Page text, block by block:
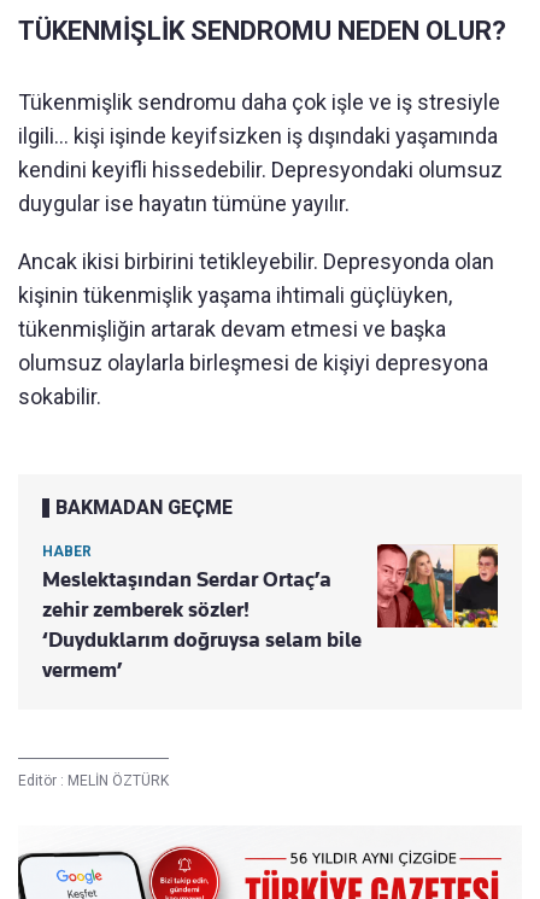
TÜKENMİŞLİK SENDROMU NEDEN OLUR?
Tükenmişlik sendromu daha çok işle ve iş stresiyle
ilgili… kişi işinde keyifsizken iş dışındaki yaşamında
kendini keyifli hissedebilir. Depresyondaki olumsuz
duygular ise hayatın tümüne yayılır.
Ancak ikisi birbirini tetikleyebilir. Depresyonda olan
kişinin tükenmişlik yaşama ihtimali güçlüyken,
tükenmişliğin artarak devam etmesi ve başka
olumsuz olaylarla birleşmesi de kişiyi depresyona
sokabilir.
BAKMADAN GEÇME
HABER
Meslektaşından Serdar Ortaç’a
zehir zemberek sözler!
‘Duyduklarım doğruysa selam bile
vermem’
Editör : MELİN ÖZTÜRK